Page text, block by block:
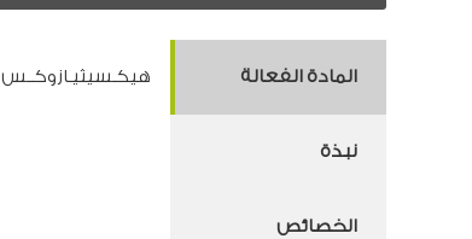
المادة الفعالة
نبذة
الخصائص
هيكـسيثيـازوكــس 5 % SC